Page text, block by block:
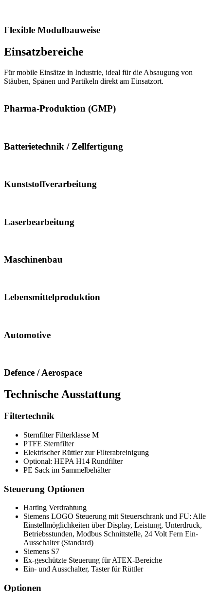
Flexible Modulbauweise
Einsatzbereiche
Für mobile Einsätze in Industrie, ideal für die Absaugung von
Stäuben, Spänen und Partikeln direkt am Einsatzort.
Pharma-Produktion (GMP)
Batterietechnik / Zellfertigung
Kunststoffverarbeitung
Laserbearbeitung
Maschinenbau
Lebensmittelproduktion
Automotive
Defence / Aerospace
Technische Ausstattung
Filtertechnik
Sternfilter Filterklasse M
PTFE Sternfilter
Elektrischer Rüttler zur Filterabreinigung
Optional: HEPA H14 Rundfilter
PE Sack im Sammelbehälter
Steuerung Optionen
Harting Verdrahtung
Siemens LOGO Steuerung mit Steuerschrank und FU: Alle
Einstellmöglichkeiten über Display, Leistung, Unterdruck,
Betriebsstunden, Modbus Schnittstelle, 24 Volt Fern Ein-
Ausschalter (Standard)
Siemens S7
Ex-geschützte Steuerung für ATEX-Bereiche
Ein- und Ausschalter, Taster für Rüttler
Optionen